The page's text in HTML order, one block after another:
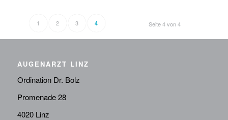
Seite 4 von 4
1 2 3 4
AUGENARZT LINZ
Ordination Dr. Bolz
Promenade 28
4020 Linz